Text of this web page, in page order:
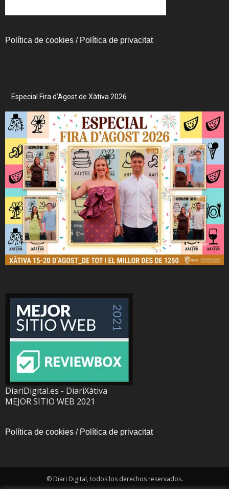
Política de cookies / Política de privacitat
Especial Fira d’Agost de Xàtiva 2026
DiariDigital.es - DiariXàtiva
MEJOR SITIO WEB 2021
Política de cookies / Política de privacitat
© Diari Digital, todos los derechos reservados.